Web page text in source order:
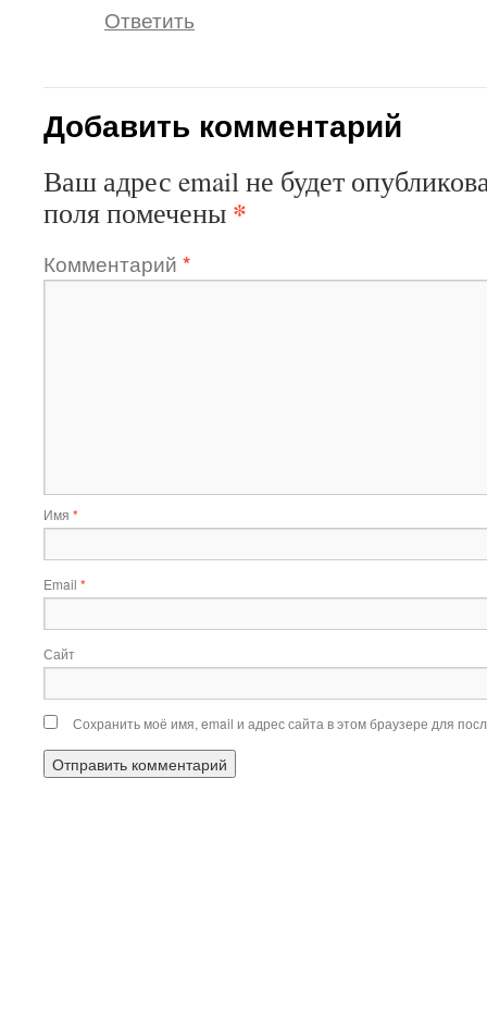
Ответить
Добавить комментарий
Ваш адрес email не будет
поля помечены *
Комментарий *
Имя *
Email *
Сайт
Сохранить моё имя, email и адрес сайта в этом браузере для